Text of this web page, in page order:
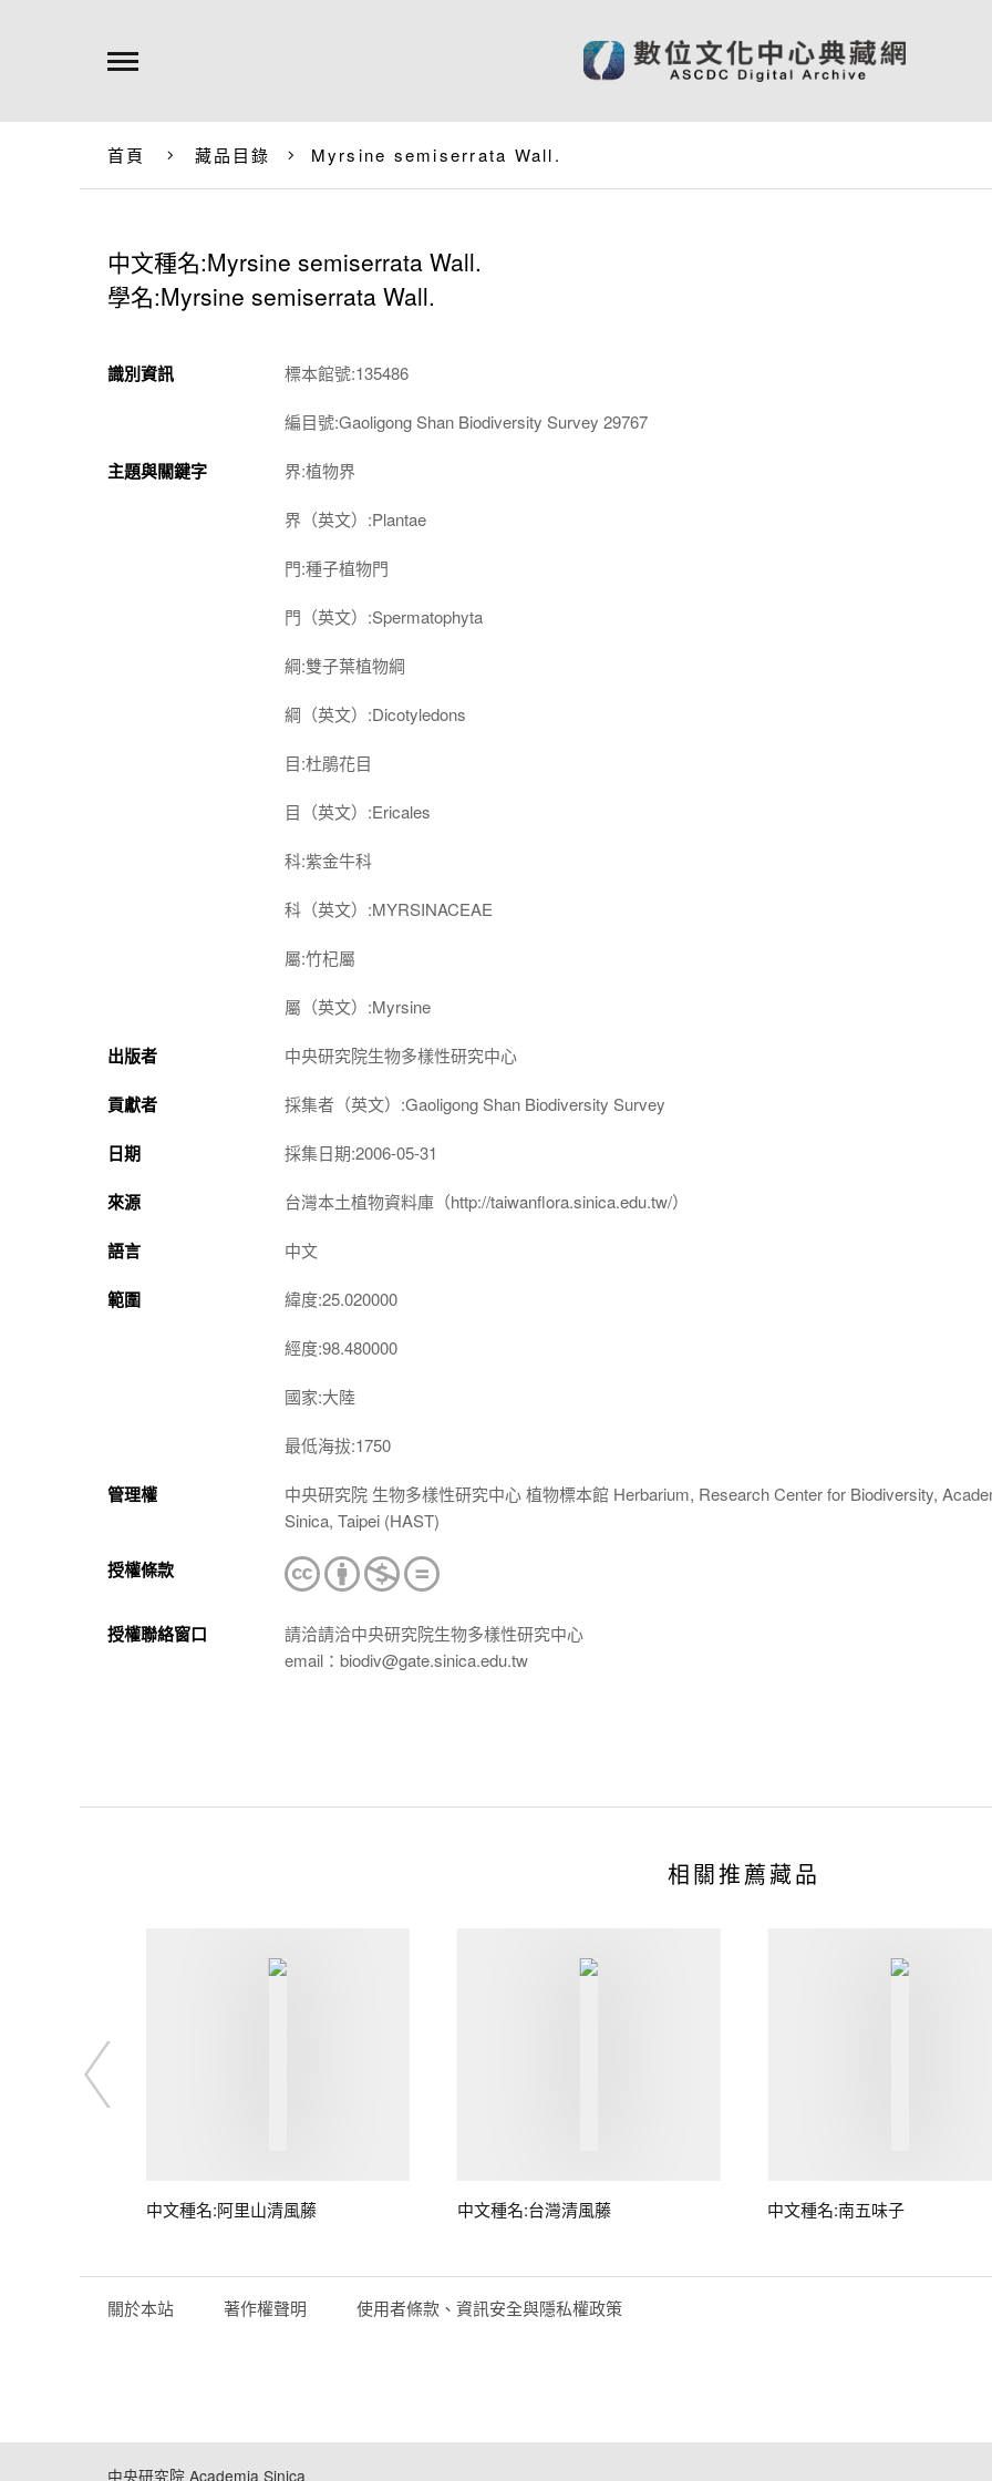
首頁 藏品目錄 Myrsine semiserrata Wall.
中文種名:Myrsine semiserrata Wall.
學名:Myrsine semiserrata Wall.
識別資訊 標本館號:135486
編目號:Gaoligong Shan Biodiversity Survey 29767
主題與關鍵字 界:植物界
界（英文）:Plantae
門:種子植物門
門（英文）:Spermatophyta
綱:雙子葉植物綱
綱（英文）:Dicotyledons
目:杜鵑花目
目（英文）:Ericales
科:紫金牛科
科（英文）:MYRSINACEAE
屬:竹杞屬
屬（英文）:Myrsine
出版者 中央研究院生物多樣性研究中心
貢獻者 採集者（英文）:Gaoligong Shan Biodiversity Survey
日期 採集日期:2006-05-31
來源 台灣本土植物資料庫（http://taiwanflora.sinica.edu.tw/）
語言 中文
範圍 緯度:25.020000
經度:98.480000
國家:大陸
最低海拔:1750
管理權
中央研究院 生物多樣性研究中心 植物標本館 Herbarium, Research Center for Biodiversity,
Sinica, Taipei (HAST)
授權條款
授權聯絡窗口
請洽請洽中央研究院生物多樣性研究中心
email：biodiv@gate.sinica.edu.tw
相關推薦藏品
中文種名:阿里山清風藤 中文種名:台灣清風藤 中文種名:南五味子
關於本站 著作權聲明 使用者條款、資訊安全與隱私權政策
中央研究院 Academia Sinica